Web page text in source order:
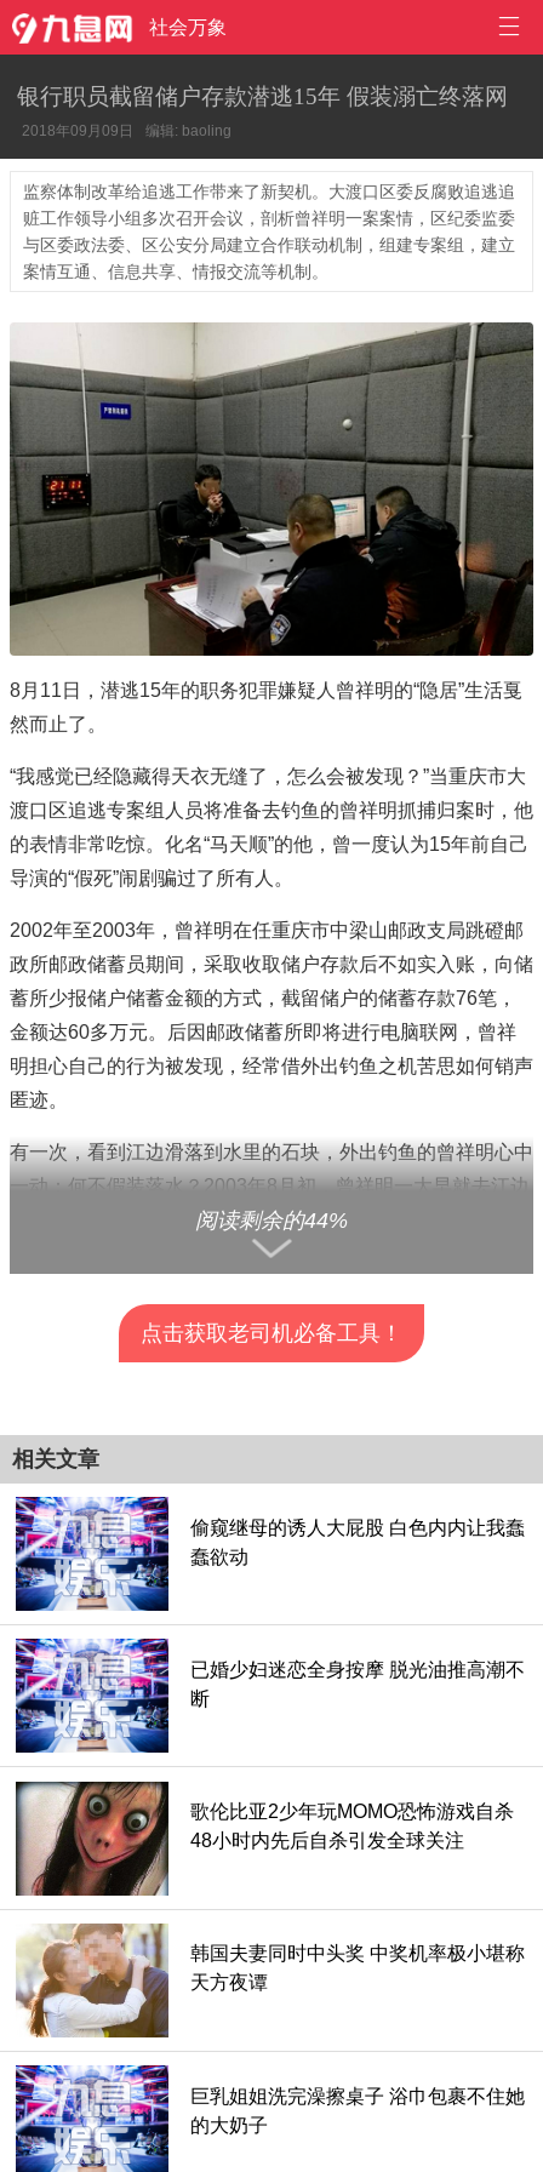

社会万象
银行职员截留储户存款潜逃15年 假装溺亡终落网
2018年09月09日 编辑: baoling
监察体制改革给追逃工作带来了新契机。大渡口区委反腐败追逃追
赃工作领导小组多次召开会议，剖析曾祥明一案案情，区纪委监委
与区委政法委、区公安分局建立合作联动机制，组建专案组，建立
案情互通、信息共享、情报交流等机制。
8月11日，潜逃15年的职务犯罪嫌疑人曾祥明的“隐居”生活戛
然而止了。
“我感觉已经隐藏得天衣无缝了，怎么会被发现？”当重庆市大
渡口区追逃专案组人员将准备去钓鱼的曾祥明抓捕归案时，他
的表情非常吃惊。化名“马天顺”的他，曾一度认为15年前自己
导演的“假死”闹剧骗过了所有人。
2002年至2003年，曾祥明在任重庆市中梁山邮政支局跳磴邮
政所邮政储蓄员期间，采取收取储户存款后不如实入账，向储
蓄所少报储户储蓄金额的方式，截留储户的储蓄存款76笔，
金额达60多万元。后因邮政储蓄所即将进行电脑联网，曾祥
明担心自己的行为被发现，经常借外出钓鱼之机苦思如何销声
匿迹。
有一次，看到江边滑落到水里的石块，外出钓鱼的曾祥明心中
一动：何不假装落水？2003年8月初，曾祥明一大早就去江边
钓鱼，随后他将鱼竿插在岸边，皮鞋摆在一旁，伪造出溺水的
假象后潜逃。当天，迟迟未见曾祥明回家的家人到江边寻找，
后，向大渡口区人民检察院报案。在分析曾祥明贪污行为及打
捞许久未见“尸体”的情况后，大渡口区人民检察院对曾祥明作
出立案决定，并对其开展网上追逃。
案发之后，办案单位一直未放弃对曾祥明的追捕，但始终没有
收获。曾祥明仿佛真的溺亡了，始终杳无音信。
监察体制改革给追逃工作带来了新契机。大渡口区委反腐败追
逃追赃工作领导小组多次召开会议，剖析曾祥明一案案情，区
纪委监委与区委政法委、区公安分局建立合作联动机制，组建
专案组，建立案情互通、信息共享、情报交流等机制。
今年7月，在前期充分的信息摸排筛查基础上，专案组人员通
过技术手段、轨迹分析、跟踪蹲守等方式，发现了曾祥明的踪
迹：这位制造死亡假象出逃的钓鱼爱好者，在潜逃的时间里，
因钓鱼水平高超，在当地“鱼圈”小有名气。锁定曾祥明主要活
动范围后，专案组将其一举抓获。
靠“假死”隐藏行踪15年的钓鱼高手曾祥明没想到，自己最终还
是落入纪委监委布撒的天罗地网中，成为被网住的一条“鱼”。
阅读剩余的44%
点击获取老司机必备工具！
相关文章
偷窥继母的诱人大屁股 白色内内让我蠢
蠢欲动
已婚少妇迷恋全身按摩 脱光油推高潮不
断
歌伦比亚2少年玩MOMO恐怖游戏自杀
48小时内先后自杀引发全球关注
韩国夫妻同时中头奖 中奖机率极小堪称
天方夜谭
巨乳姐姐洗完澡擦桌子 浴巾包裹不住她
的大奶子